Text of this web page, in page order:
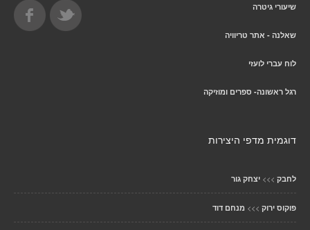
שיעורי גיטרה
שאלנה - אתר טריוויה
לוח עברי לועזי
רגל ראשונה- ספרים ומוזיקה
דוגמית מדפי היצירות
לחבק >>> יצחק גור
פוקוס ירוק >>> מנחם דוד